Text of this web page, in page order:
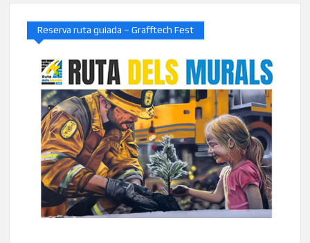
Reserva ruta guiada – Grafftech Fest